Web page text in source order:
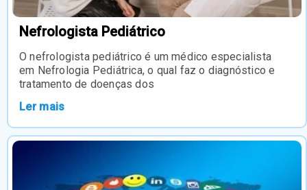
Nefrologista Pediátrico
O nefrologista pediátrico é um médico especialista
em Nefrologia Pediátrica, o qual faz o diagnóstico e
tratamento de doenças dos
Ler mais